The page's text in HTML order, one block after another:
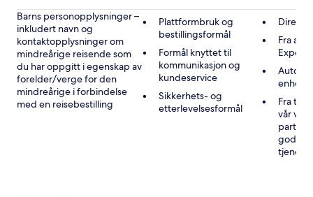
Barns personopplysninger –
inkludert navn og
kontaktopplysninger om
mindreårige reisende som
du har oppgitt i egenskap av
forelder/verge for den
mindreårige i forbindelse
med en reisebestilling
Plattformbruk og
bestillingsformål
Formål knyttet til
kommunikasjon og
kundeservice
Sikkerhets- og
etterlevelsesformål
Fra
Fra
vår